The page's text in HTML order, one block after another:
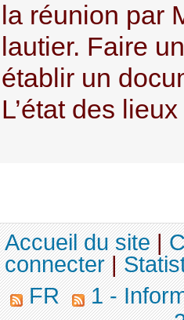
la réunion par
lautier. Faire
établir un
L’état des
Accueil du site|
connecter|
FR
1 -